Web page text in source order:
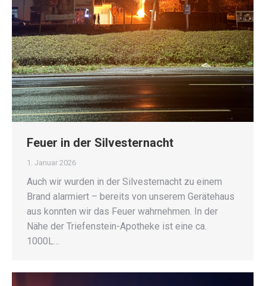
Feuer in der Silvesternacht
1. Januar 2026
Auch wir wurden in der Silvesternacht zu einem
Brand alarmiert – bereits von unserem Gerätehaus
aus konnten wir das Feuer wahrnehmen. In der
Nähe der Triefenstein-Apotheke ist eine ca.
1000L…